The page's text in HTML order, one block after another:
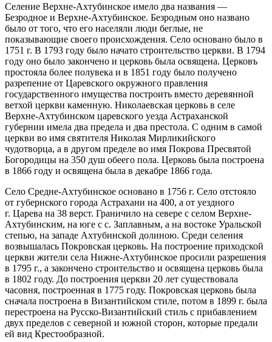
Селение Верхне-Ахтубинское имело два названия —
Безродное и Верхне-Ахтубинское. Безродным оно названо
было от того, что его населяли люди беглые, не
показывающие своего происхождения. Село основано было в
1751 г. В 1793 году было начато строительство церкви. В 1794
году оно было закончено и церковь была освящена. Церковъ
простояла более полувека и в 1851 году было получено
разрепение от Царевского окружного правления
государственного имущества построить вместо деревянной
ветхой церкви каменную. Николаевская церковь в селе
Верхне-Ахтубинском царевского уезда Астраханской
губернии имела два предела и два престола. С одним в самой
церкви во имя святителя Николая Мирликийского
чудотворца, а в другом пределе во имя Покрова Пресвятой
Богородицы на 350 душ обеего пола. Церковь была построена
в 1866 году и освящена была в декабpe 1866 года.
Село Средне-Ахтубинское основано в 1756 г. Село отстояло
от губернского города Астрахани на 400, а от уездного
г. Царева на 38 верст. Граничило на севере с селом Верхне-
Ахтубинским, на юге с с. Заплавным, а на востоке Уральской
степью, на западе Ахтубинской долиною. Среди селения
возвышалась Покровская церковь. На построение приходской
церкви жители села Нижне-Ахтубинское просили разрешения
в 1795 г., а закончено строительство и освящена церковь была
в 1802 году. До построения церкви 20 лет существовала
часовня, построенная в 1775 году. Покровская церковь была
сначала построена в Византийском стиле, потом в 1899 г. была
перестроена на Русско-Византийский стиль с прибавлением
двух пределов с северной и южной сторон, которые предали
ей вид Крестообразной.